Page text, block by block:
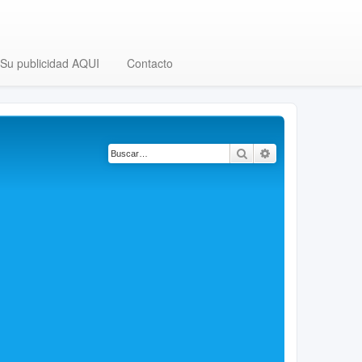
Su publicidad AQUI Contacto
Buscar